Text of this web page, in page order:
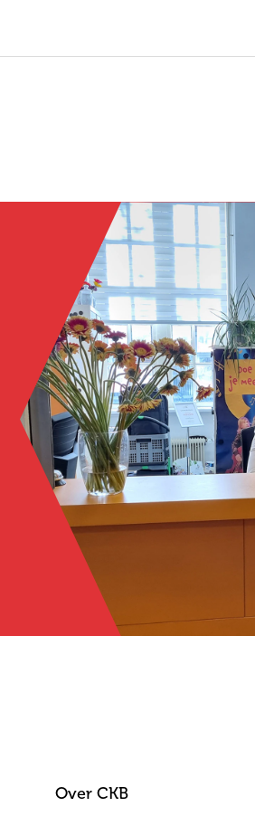
Over CKB